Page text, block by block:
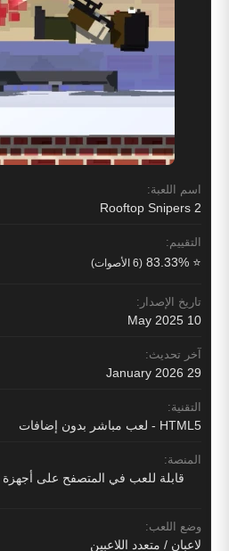
اسم اللعبة:
Rooftop Snipers 2
التقييم:
⭐ 83.33% (6 الأصوات)
تاريخ الإصدار:
10 May 2025
آخر تحديث:
29 January 2026
التقنية:
HTML5 - لعب مباشر بدون إضافات
المنصة:
قابلة للعب في المتصفح على أجهزة
وضع اللعب:
لاعبان / متعدد اللاعبين